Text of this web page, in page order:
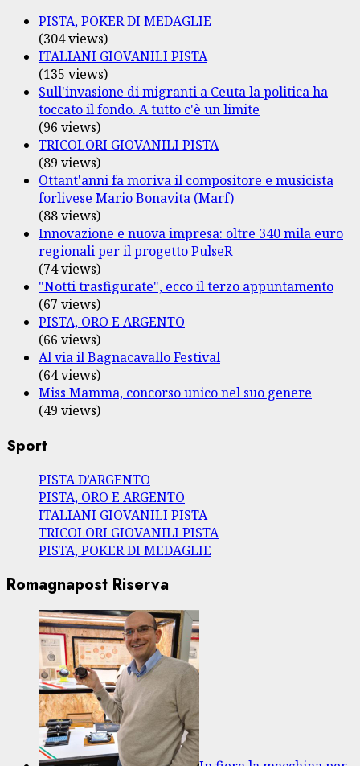
PISTA, POKER DI MEDAGLIE
(304 views)
ITALIANI GIOVANILI PISTA
(135 views)
Sull'invasione di migranti a Ceuta la politica ha
toccato il fondo. A tutto c'è un limite
(96 views)
TRICOLORI GIOVANILI PISTA
(89 views)
Ottant'anni fa moriva il compositore e musicista
forlivese Mario Bonavita (Marf)
(88 views)
Innovazione e nuova impresa: oltre 340 mila euro
regionali per il progetto PulseR
(74 views)
"Notti trasfigurate", ecco il terzo appuntamento
(67 views)
PISTA, ORO E ARGENTO
(66 views)
Al via il Bagnacavallo Festival
(64 views)
Miss Mamma, concorso unico nel suo genere
(49 views)
Sport
PISTA D’ARGENTO
PISTA, ORO E ARGENTO
ITALIANI GIOVANILI PISTA
TRICOLORI GIOVANILI PISTA
PISTA, POKER DI MEDAGLIE
Romagnapost Riserva